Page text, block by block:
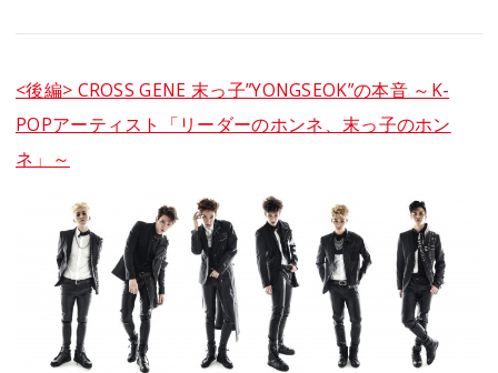
<後編> CROSS GENE 末っ子”YONGSEOK”の本音 ～K-
POPアーティスト「リーダーのホンネ、末っ子のホン
ネ」～